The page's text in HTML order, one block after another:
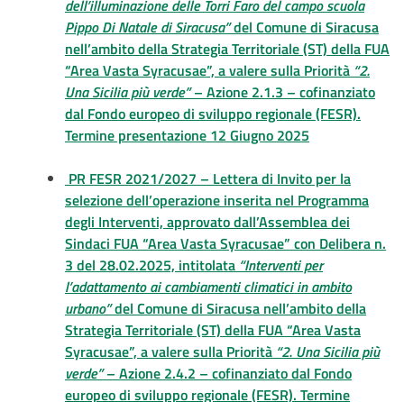
dell’illuminazione delle Torri Faro del campo scuola
Pippo Di Natale di Siracusa”del Comune di Siracusa
nell’ambito della Strategia Territoriale (ST) della FUA
“Area Vasta Syracusae”, a valere sulla Priorità “2.
Una Sicilia più verde”– Azione 2.1.3 – cofinanziato
dal Fondo europeo di sviluppo regionale (FESR).
Termine presentazione 12 Giugno 2025
PR FESR 2021/2027 – Lettera di Invito per la
selezione dell’operazione inserita nel Programma
degli Interventi, approvato dall’Assemblea dei
Sindaci FUA “Area Vasta Syracusae” con Delibera n.
3 del 28.02.2025, intitolata “Interventi per
l’adattamento ai cambiamenti climatici in ambito
urbano”del Comune di Siracusa nell’ambito della
Strategia Territoriale (ST) della FUA “Area Vasta
Syracusae”, a valere sulla Priorità “2. Una Sicilia più
verde”– Azione 2.4.2 – cofinanziato dal Fondo
europeo di sviluppo regionale (FESR). Termine